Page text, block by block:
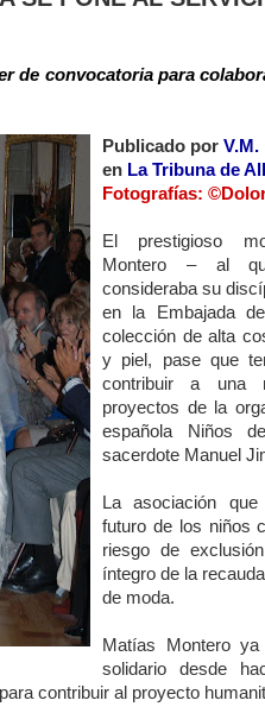
de convocatoria para
Publicado por V.M.
en La Tribuna de
Fotografías:
El prestigioso
Montero – al
consideraba su
en la Embajada
colección de alta
y piel, pase que
contribuir a una
proyectos de la
española Niños
sacerdote Manuel
La asociación
futuro de los niños
riesgo de
íntegro de la
de moda.
Matías Montero
solidario desde
contribuir al proyecto